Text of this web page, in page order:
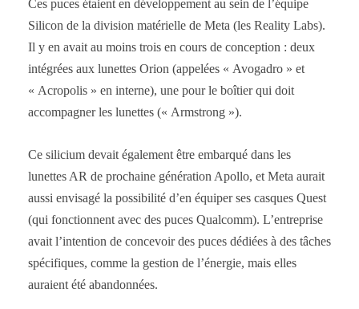
Ces puces étaient en développement au sein de l’équipe
Silicon de la division matérielle de Meta (les Reality Labs).
Il y en avait au moins trois en cours de conception : deux
intégrées aux lunettes Orion (appelées « Avogadro » et
« Acropolis » en interne), une pour le boîtier qui doit
accompagner les lunettes (« Armstrong »).
Ce silicium devait également être embarqué dans les
lunettes AR de prochaine génération Apollo, et Meta aurait
aussi envisagé la possibilité d’en équiper ses casques Quest
(qui fonctionnent avec des puces Qualcomm). L’entreprise
avait l’intention de concevoir des puces dédiées à des tâches
spécifiques, comme la gestion de l’énergie, mais elles
auraient été abandonnées.